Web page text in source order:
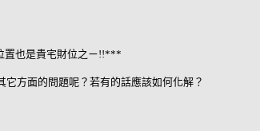
置也是貴宅財位之ㄧ!!***
方面的問題呢？若有的話應該如何化解？